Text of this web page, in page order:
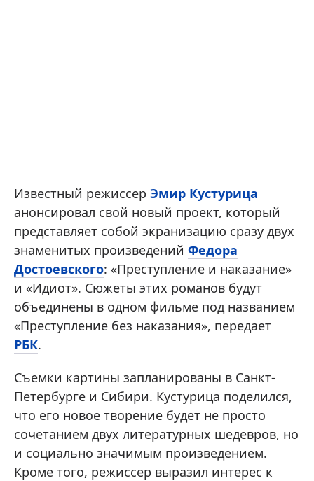
Известный режиссер Эмир Кустурица
анонсировал свой новый проект, который
представляет собой экранизацию сразу двух
знаменитых произведений Федора
Достоевского: «Преступление и наказание»
и «Идиот». Сюжеты этих романов будут
объединены в одном фильме под названием
«Преступление без наказания», передает
РБК.
Съемки картины запланированы в Санкт-
Петербурге и Сибири. Кустурица поделился,
что его новое творение будет не просто
сочетанием двух литературных шедевров, но
и социально значимым произведением.
Кроме того, режиссер выразил интерес к